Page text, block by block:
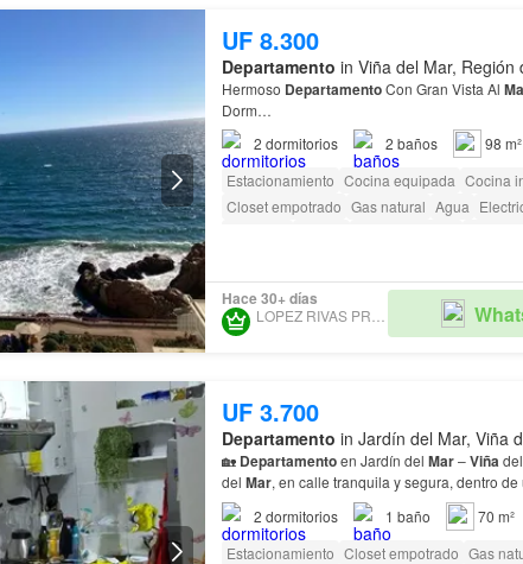
UF 8.300
Departamento in Viña del Mar, Región
Hermoso DepartamentoCon Gran Vista Al
Dorm…
2 dormitorios 2 baños
98 m²
Estacionamiento Cocina equipada Cocina
Closet empotrado Gas natural Agua
Hace 30+ días
LOPEZ RIVAS PROPIEDADES
UF 3.700
Departamento in Jardín del Mar, Viña
🏡 Departamentoen Jardín del Mar–Viñadel
del Mar, en calle tranquila y segura, dentro de
Mar 🏢 Piso: 2° piso 💰 Gastos…
2 dormitorios 1 baño
70 m²
Estacionamiento Closet empotrado Gas